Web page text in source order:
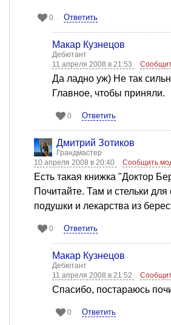
0 Ответить
Макар Кузнецов
Дебютант
11 апреля 2008 в 21:53
Да ладно уж) Не так
Главное, чтобы приняли.
0 Ответить
Дмитрий Зотиков
Грандмастер
10 апреля 2008 в 20:40
Сообщить
Есть такая книжка "Доктор
Почитайте. Там и стельки для
подушки и лекарства из
0 Ответить
Макар Кузнецов
Дебютант
11 апреля 2008 в 21:52
Спасибо, постараюсь
0 Ответить